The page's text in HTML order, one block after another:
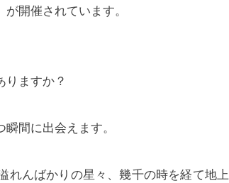
開催されています。
りますか？
間に出会えます。
れんばかりの星々、幾千の時を経て地上